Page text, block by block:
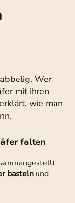
Wer
mit ihren
wie man
falten
basteln und